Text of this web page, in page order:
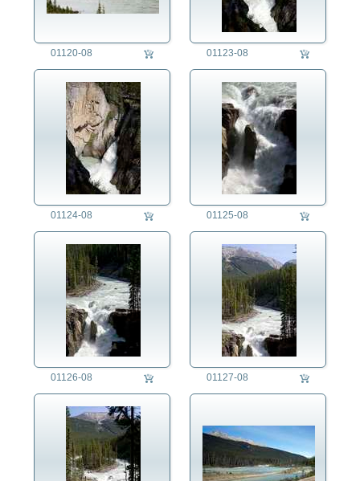
01120-08 01123-08
01124-08 01125-08
01126-08 01127-08